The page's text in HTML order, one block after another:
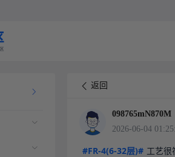
返回
098765mN870M
2026-06-04
#FR-4(6-32层)# 工艺很